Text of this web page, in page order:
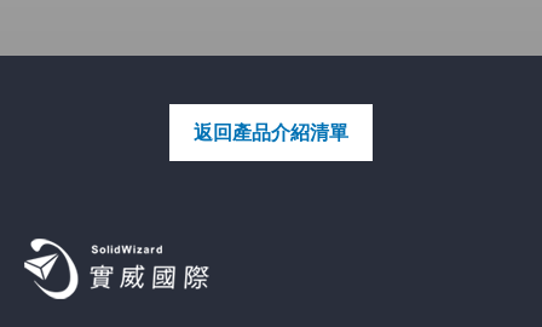
返回產品介紹清單